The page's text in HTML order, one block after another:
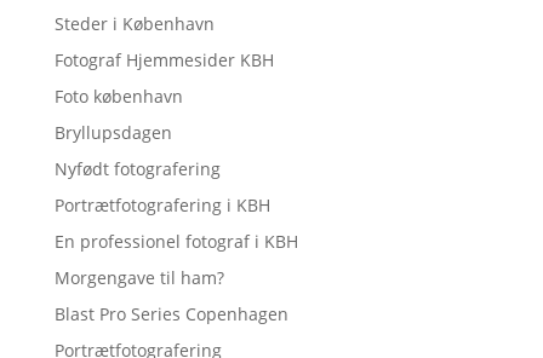
Steder i København
Fotograf Hjemmesider KBH
Foto københavn
Bryllupsdagen
Nyfødt fotografering
Portrætfotografering i KBH
En professionel fotograf i KBH
Morgengave til ham?
Blast Pro Series Copenhagen
Portrætfotografering